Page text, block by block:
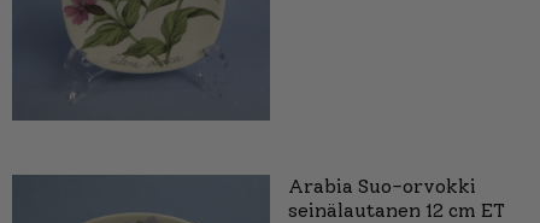
Arabia Suo-orvokki
seinälautanen 12 cm ET